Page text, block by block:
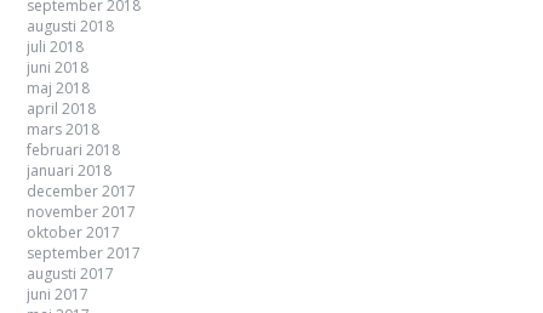
september 2018
augusti 2018
juli 2018
juni 2018
maj 2018
april 2018
mars 2018
februari 2018
januari 2018
december 2017
november 2017
oktober 2017
september 2017
augusti 2017
juni 2017